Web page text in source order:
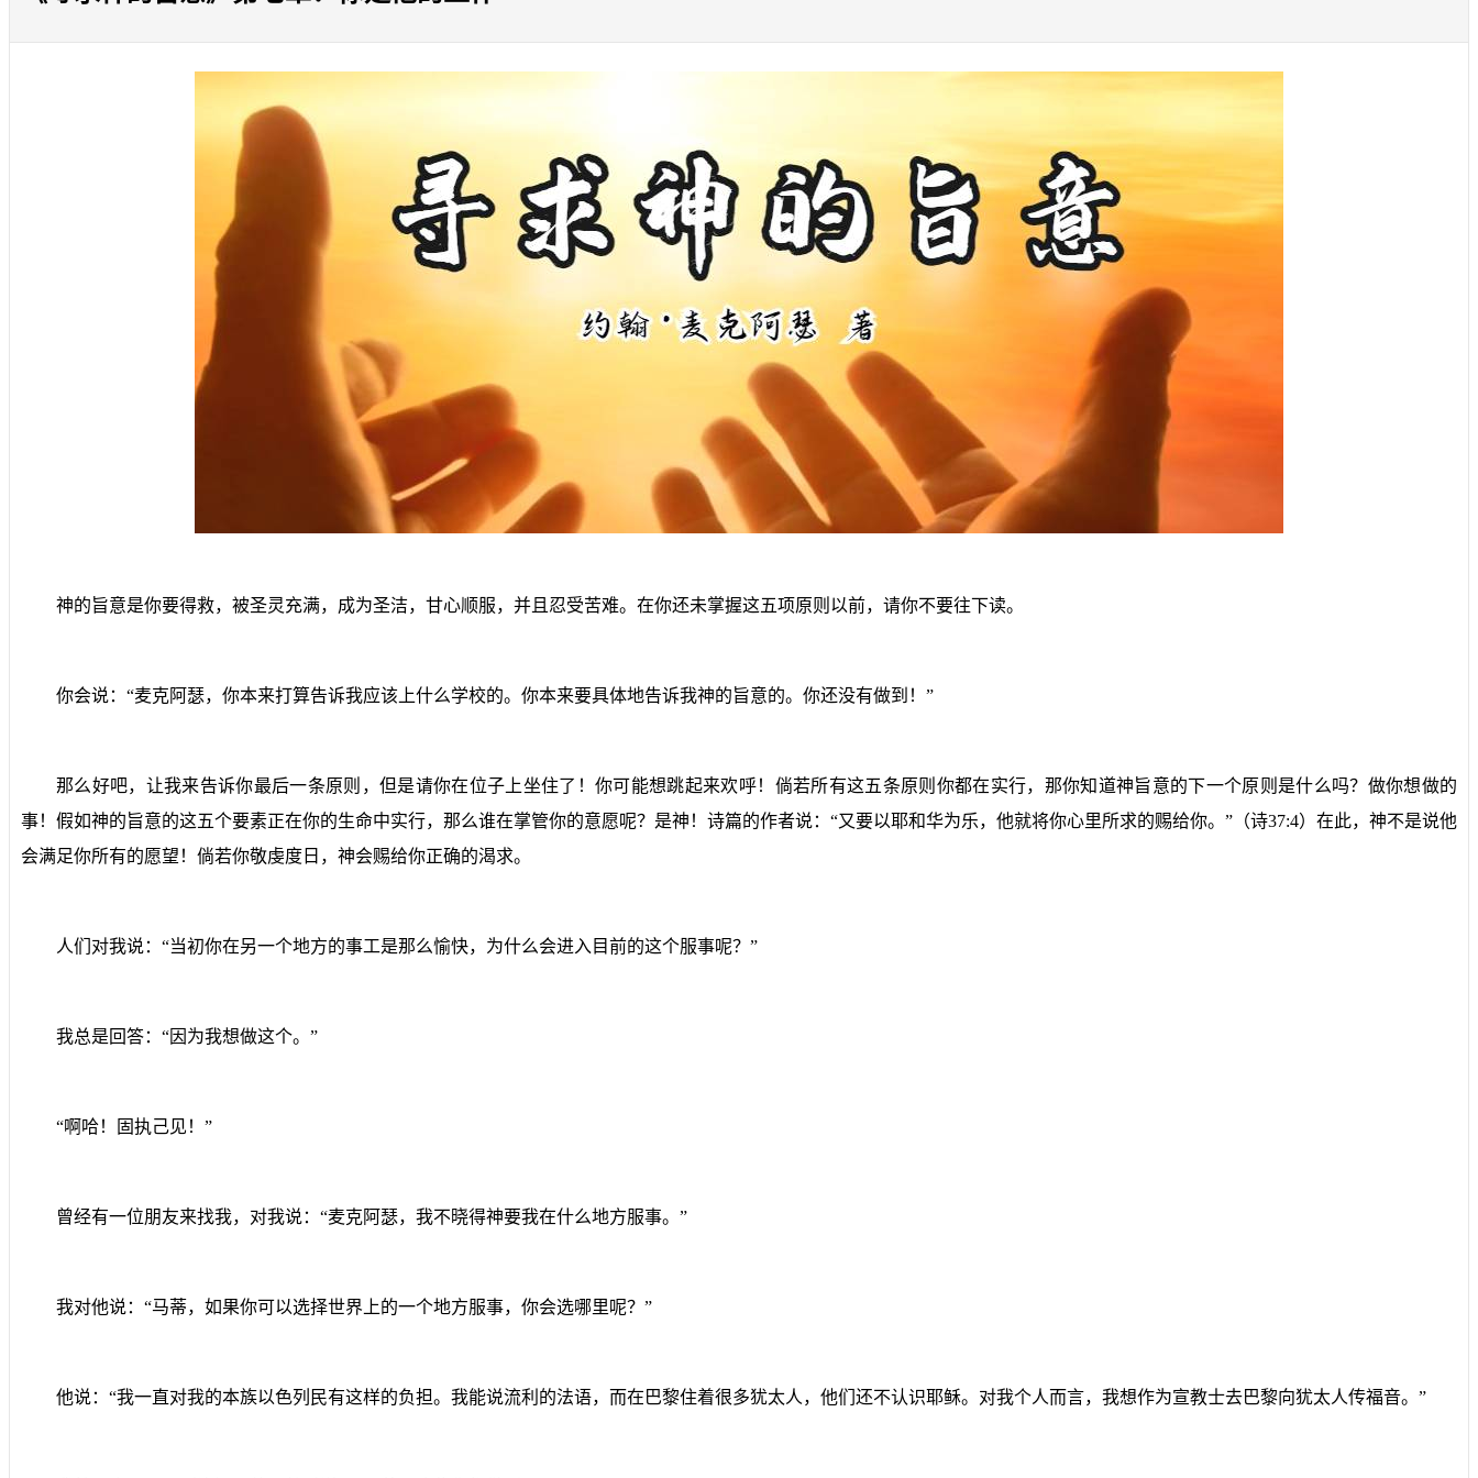
神的旨意是你要得救，被圣灵充满，成为圣洁，甘心顺服，并且忍受苦难。在你还未掌握这五项原则以前，请你不要往下读。
你会说：“麦克阿瑟，你本来打算告诉我应该上什么学校的。你本来要具体地告诉我神的旨意的。你还没有做到！”
那么好吧，让我来告诉你最后一条原则，但是请你在位子上坐住了！你可能想跳起来欢呼！倘若所有这五条原则你都在实行，那你知道神旨意的下一个原则是什么吗？ 做你想做的
事！假如神的旨意的这五个要素正在你的生命中实行，那么谁在掌管你的意愿呢？是神！诗篇的作者说：“又要以耶和华为乐，他就将你心里所求的赐给你。 ”（诗37:4）在此，神不是说他
会满足你所有的愿望！倘若你敬虔度日，神会赐给你正确的渴求。
人们对我说：“当初你在另一个地方的事工是那么愉快，为什么会进入目前的这个服事呢？”
我总是回答：“因为我想做这个。”
“啊哈！固执己见！”
曾经有一位朋友来找我，对我说：“麦克阿瑟，我不晓得神要我在什么地方服事。”
我对他说：“马蒂，如果你可以选择世界上的一个地方服事，你会选哪里呢？”
他说：“我一直对我的本族以色列民有这样的负担。我能说流利的法语，而在巴黎住着很多犹太人，他们还不认识耶稣。对我个人而言，我想作为宣教士去巴黎向犹太人传福音。”